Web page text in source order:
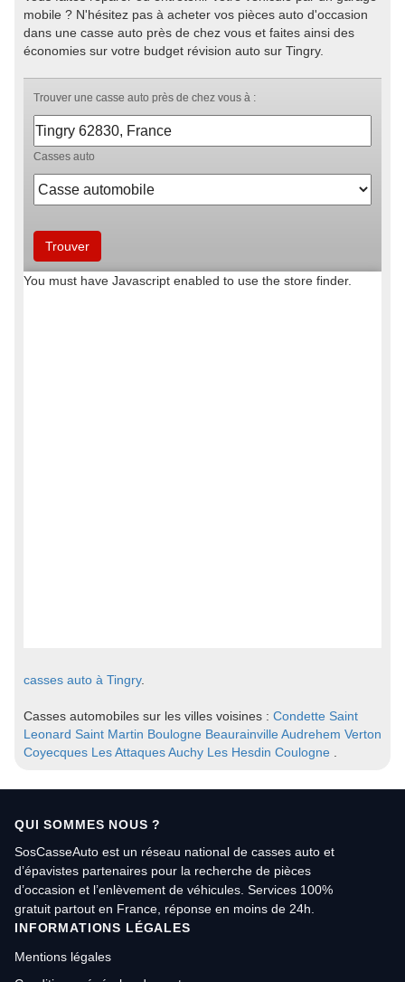
mobile ? N'hésitez pas à acheter vos pièces auto d'occasion
dans une casse auto près de chez vous et faites ainsi des
économies sur votre budget révision auto sur Tingry.
casses auto à Tingry.
Casses automobiles sur les villes voisines : Condette Saint
Leonard Saint Martin Boulogne Beaurainville Audrehem Verton
Coyecques Les AttaquesAuchy Les Hesdin Coulogne
QUI SOMMES NOUS ?
SosCasseAuto est un réseau national de casses auto et
d’épavistes partenaires pour la recherche de pièces
d’occasion et l’enlèvement de véhicules. Services 100%
gratuit partout en France, réponse en moins de 24h.
INFORMATIONS LÉGALES
Mentions légales